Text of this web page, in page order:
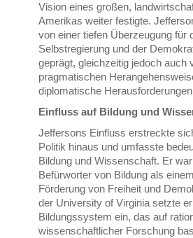
Vision eines großen,
Amerikas weiter festigte.
von einer tiefen Überzeugung für
Selbstregierung und der
geprägt, gleichzeitig jedoch auch
pragmatischen
diplomatische
Einfluss auf Bildung und
Jeffersons Einfluss erstreckte
Politik hinaus und umfasste
Bildung und Wissenschaft. Er
Befürworter von Bildung als
Förderung von Freiheit und
der University of Virginia setzte
Bildungssystem ein, das auf
wissenschaftlicher Forschung